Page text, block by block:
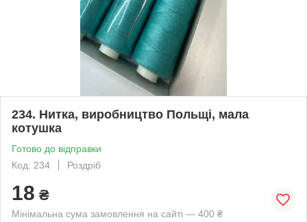
234. Нитка, виробництво Польщі, мала
котушка
Готово до відправки
Код: 234
Роздріб
18 ₴
Мінімальна сума замовлення на сайті — 400 ₴